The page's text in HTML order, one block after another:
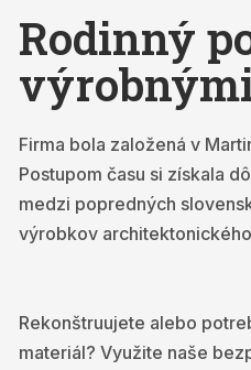
Rodinný
Firma bola založená v
Postupom času si získala
medzi popredných
výrobkov
Rekonštruujete alebo
materiál? Využite naše